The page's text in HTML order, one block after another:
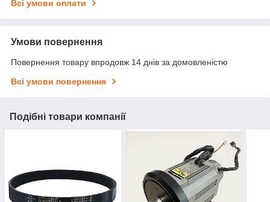
Всі умови оплати
Умови повернення
Повернення товару впродовж 14 днів за домовленістю
Всі умови повернення
Подібні товари компанії